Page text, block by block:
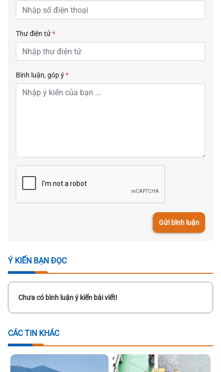
Thư điện tử*
Bình luận, góp ý*
Gửi bình luận
Ý KIẾN BẠN ĐỌC
Chưa có bình luận ý kiến bài viết!
CÁC TIN KHÁC